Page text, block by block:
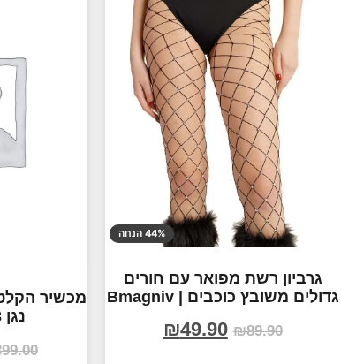
44% הנחה
גרביון רשת מפואר עם חורים
גדולים משובץ כוכבים | Bmagniv
₪89.90
₪49.90
נגן MP3 ואוזניות